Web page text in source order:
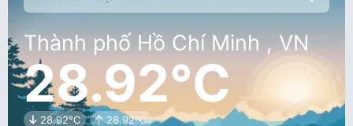
Thành phố Hồ Chí Minh , VN
28.92°C
28.92°C 28.92°C